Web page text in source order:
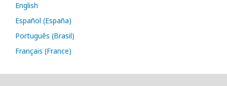
English
Español (España)
Português (Brasil)
Français (France)